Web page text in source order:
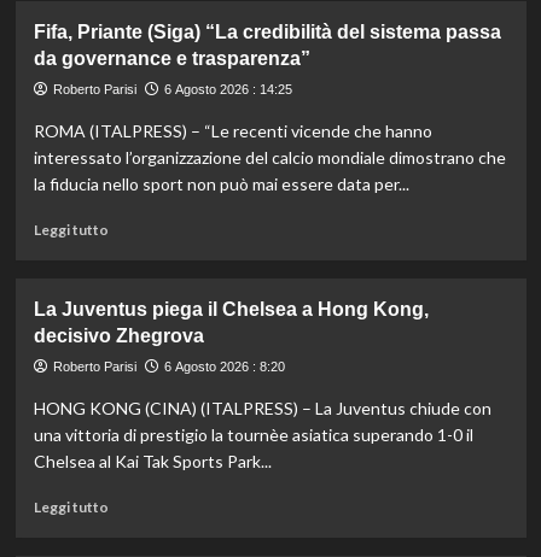
set
Storico
en
plein
Pellacani
agli
Europei
arriva
nel
sincro
Pizzini
Fifa, Priante (Siga) “La credibilità del sistema passa
da governance e trasparenza”
Roberto Parisi 6 Agosto 2026 : 14:25
ROMA (ITALPRESS) – “Le recenti vicende che hanno
interessato l’organizzazione del calcio mondiale dimostrano che
la fiducia nello sport non può mai essere data per...
Leggi tuttoLeggi
Fifa,
Priante
(Siga)
credibilità
del
sistema
La Juventus piega il Chelsea a Hong Kong,
decisivo Zhegrova
Roberto Parisi 6 Agosto 2026 : 8:20
HONG KONG (CINA) (ITALPRESS) – La Juventus chiude con
una vittoria di prestigio la tournèe asiatica superando 1-0 il
Chelsea al Kai Tak Sports Park...
Leggi tuttoLeggi